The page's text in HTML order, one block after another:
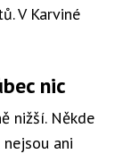
V Karviné
nic
nižší. Někde
ani